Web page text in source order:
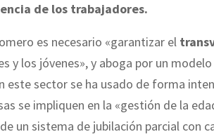
de los trabajadores.
es necesario «garantizar el
y los jóvenes», y aboga por un
este sector se ha usado de forma
se impliquen en la «gestión de la
un sistema de jubilación parcial con